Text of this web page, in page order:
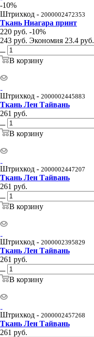
-10%
Штрихкод - 2000002472353
Ткань Ниагара принт
220 руб.
243 руб.
-10%
Экономия 23.4 руб.
В корзину
Штрихкод - 2000002445883
Ткань Лен Тайвань
261 руб.
В корзину
Штрихкод - 2000002447207
Ткань Лен Тайвань
261 руб.
В корзину
Штрихкод - 2000002395829
Ткань Лен Тайвань
261 руб.
В корзину
Штрихкод - 2000002457268
Ткань Лен Тайвань
261 руб.